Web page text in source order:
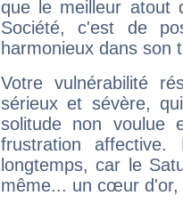
que le meilleur atout
Société, c'est de
harmonieux dans son
Votre vulnérabilité
sérieux et sévère,
solitude non voulue
frustration
longtemps, car le
même... un cœur d'or,